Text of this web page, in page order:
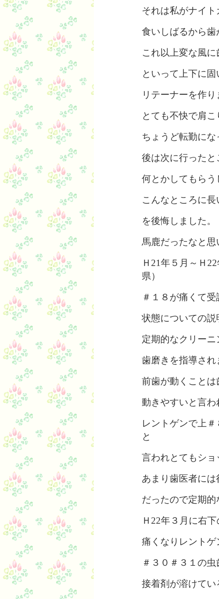
それは私がナイ
食いしばるから
これ以上変な風
といって上下に
リテーナーを作
とても不快で肩
ちょうど転勤に
後は次に行ったと
何とかしてもら
こんなところに
を後悔しました。
馬鹿だったなと思
Ｈ21年５月～Ｈ
県）
＃１８が痛くて
状態についての
定期的なクリー
歯磨きを指導され
前歯が動くこと
動きやすいと言わ
レントゲンで上
と
言われとてもシ
あまり歯医者に
だったので定期
Ｈ22年３月に右
痛くなりレントゲ
＃３０＃３１の
接着剤が溶けてい